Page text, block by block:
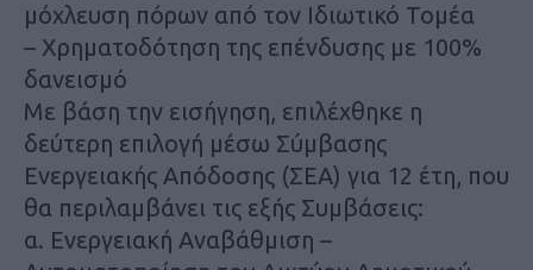
μόχλευση πόρων από τον Ιδιωτικό Τομέα
– Χρηματοδότηση της επένδυσης με 100%
δανεισμό
Με βάση την εισήγηση, επιλέχθηκε η
δεύτερη επιλογή μέσω Σύμβασης
Ενεργειακής Απόδοσης (ΣΕΑ) για 12 έτη, που
θα περιλαμβάνει τις εξής Συμβάσεις:
α. Ενεργειακή Αναβάθμιση –